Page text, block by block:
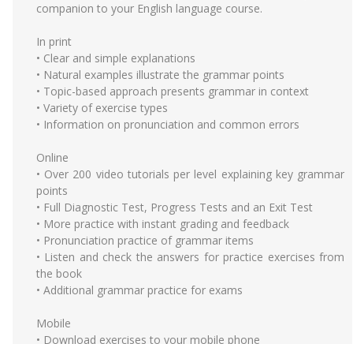
companion to your English language course.
In print
• Clear and simple explanations
• Natural examples illustrate the grammar points
• Topic-based approach presents grammar in context
• Variety of exercise types
• Information on pronunciation and common errors
Online
• Over 200 video tutorials per level explaining key grammar
points
• Full Diagnostic Test, Progress Tests and an Exit Test
• More practice with instant grading and feedback
• Pronunciation practice of grammar items
• Listen and check the answers for practice exercises from
the book
• Additional grammar practice for exams
Mobile
• Download exercises to your mobile phone